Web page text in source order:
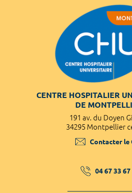
CENTRE HOSPITALIER
DE
191 av. du Doyen
34295 Montpellier
Contacter le
04 67 33 67